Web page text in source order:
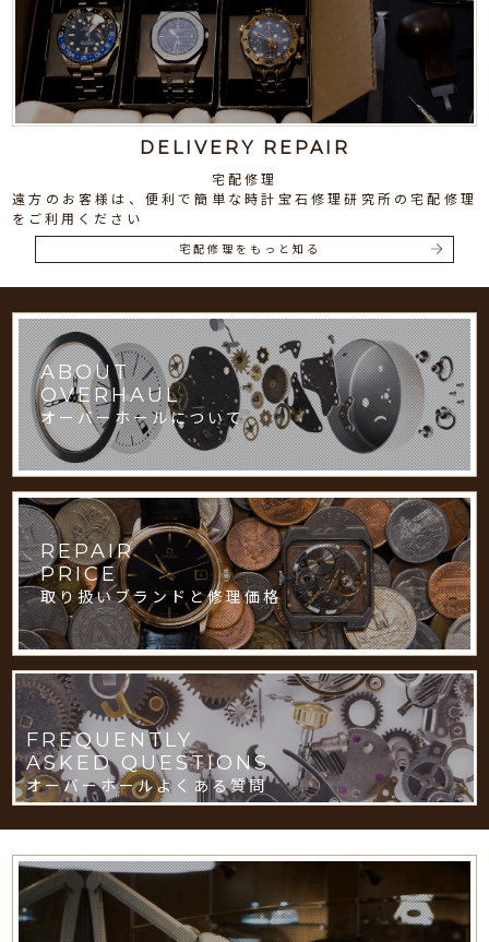
DELIVERY REPAIR
宅配修理
遠方のお客様は、便利で簡単な時計宝石修理研究所の宅配修理
をご利用ください
宅配修理をもっと知る
ABOUT
OVERHAUL
オーバーホールについて
REPAIR
PRICE
取り扱いブランドと修理価格
FREQUENTLY
ASKED QUESTIONS
オーバーホールよくある質問